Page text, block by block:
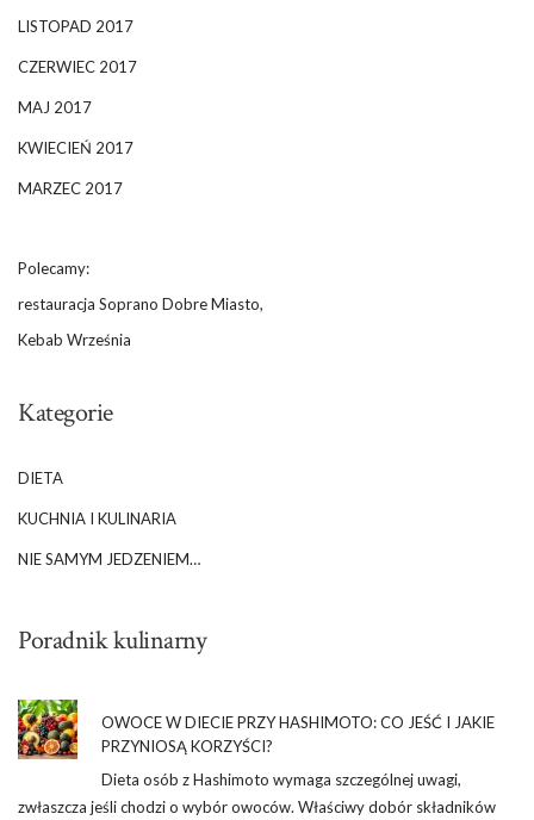
LISTOPAD 2017
CZERWIEC 2017
MAJ 2017
KWIECIEŃ 2017
MARZEC 2017
Polecamy:
restauracja Soprano Dobre Miasto,
Kebab Września
Kategorie
DIETA
KUCHNIA I KULINARIA
NIE SAMYM JEDZENIEM…
Poradnik kulinarny
OWOCE W DIECIE PRZY HASHIMOTO: CO JEŚĆ I JAKIE
PRZYNIOSĄ KORZYŚCI?
Dieta osób z Hashimoto wymaga szczególnej uwagi,
zwłaszcza jeśli chodzi o wybór owoców. Właściwy dobór składników